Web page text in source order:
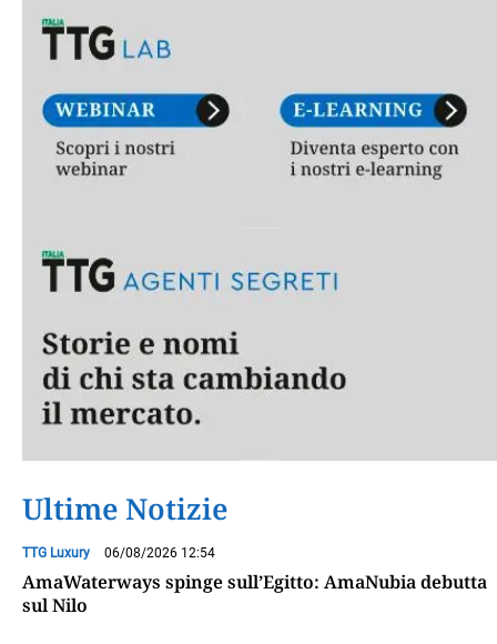
Ultime Notizie
TTG Luxury 06/08/2026 12:54
AmaWaterways spinge sull’Egitto: AmaNubia debutta
sul Nilo